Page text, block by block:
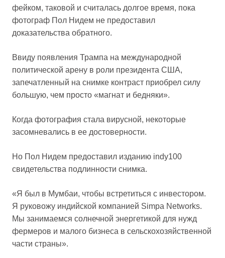
фейком, таковой и считалась долгое время, пока
фотограф Пол Нидем не предоставил
доказательства обратного.
Ввиду появления Трампа на международной
политической арену в роли президента США,
запечатленный на снимке контраст приобрел силу
большую, чем просто «магнат и бедняки».
Когда фотография стала вирусной, некоторые
засомневались в ее достоверности.
Но Пол Нидем предоставил изданию indy100
свидетельства подлинности снимка.
«Я был в Мумбаи, чтобы встретиться с инвестором.
Я руковожу индийской компанией Simpa Networks.
Мы занимаемся солнечной энергетикой для нужд
фермеров и малого бизнеса в сельскохозяйственной
части страны».